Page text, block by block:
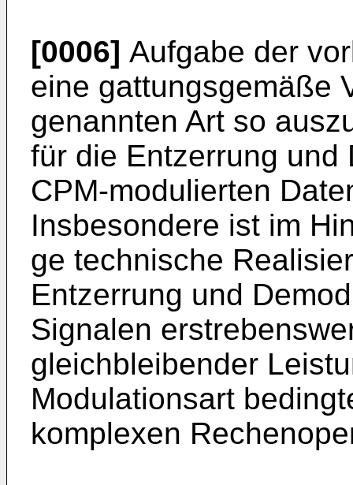
[0006] Aufgabe der
eine gattungs­gemäße
genannten Art so
für die Entzerrung und
CPM-modulierten
Insbesondere ist im
ge technische
Ent­zerrung und
Signalen
gleichbleibender
Modulationsart
komplexen